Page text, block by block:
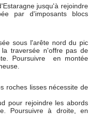
jusqu'à rejoindre
par d'imposants blocs
sous l'arête nord du pic
traversée n'offre pas de
Poursuivre en montée
roches lisses nécessite de
pour rejoindre les abords
Poursuivre à droite, en